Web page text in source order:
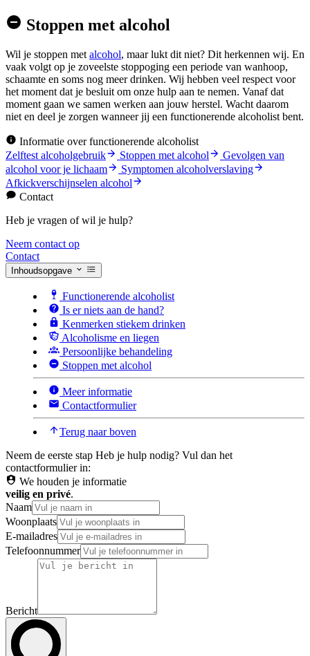
Stoppen met alcohol
Wil je stoppen met alcohol, maar lukt dit niet? Dit herkennen wij. En
vaak volgt op je zoveelste stoppoging een periode van wanhoop,
schaamte en soms nog meer drinken. Wij hebben veel respect voor
het moment dat je besluit om onze hulp aan te nemen. Vanaf dat
moment gaan we samen werken aan jouw herstel. Wacht daarom
niet en deel je zorgen wanneer jij een functionerende alcoholist bent.
Informatie over functionerende alcoholist
Zelftest alcoholgebruik
Stoppen met alcohol
Gevolgen van
alcohol voor je lichaam
Symptomen alcoholverslaving
Afkickverschijnselen alcohol
Contact
Heb je vragen of wil je hulp?
Neem contact op
Contact
Inhoudsopgave
Functionerende alcoholist
Is er niets aan de hand?
Kenmerken stiekem drinken
Alcoholisme en liegen
Persoonlijke behandeling
Stoppen met alcohol
Meer informatie
Contactformulier
Terug naar boven
Neem de eerste stap Heb je hulp nodig? Vul dan het
contactformulier in:
We houden je informatie
veilig en privé.
Naam
Woonplaats
E-mailadres
Telefoonnummer
Bericht